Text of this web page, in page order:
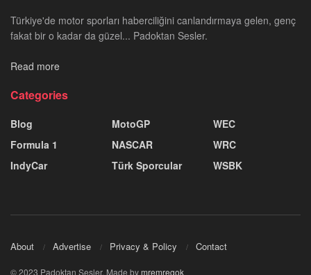
Türkiye'de motor sporları haberciliğini canlandırmaya gelen, genç
fakat bir o kadar da güzel... Padoktan Sesler.
Read more
Categories
Blog
Formula 1
IndyCar
MotoGP
NASCAR
Türk Sporcular
WEC
WRC
WSBK
About Advertise Privacy & Policy Contact
© 2023 Padoktan Sesler. Made bymremregok